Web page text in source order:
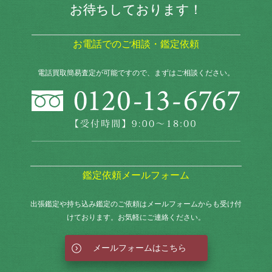
お待ちしております！
お電話でのご相談・鑑定依頼
電話買取簡易査定が可能ですので、まずはご相談ください。
鑑定依頼メールフォーム
出張鑑定や持ち込み鑑定のご依頼はメールフォームからも受け付
けております。お気軽にご連絡ください。
メールフォームはこちら